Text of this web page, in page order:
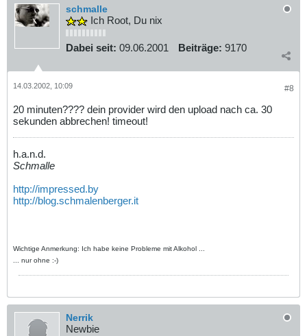
schmalle
Ich Root, Du nix
Dabei seit: 09.06.2001 Beiträge: 9170
#8
14.03.2002, 10:09
20 minuten???? dein provider wird den upload nach ca. 30
sekunden abbrechen! timeout!
h.a.n.d.
Schmalle
http://impressed.by
http://blog.schmalenberger.it
Wichtige Anmerkung: Ich habe keine Probleme mit Alkohol ...
... nur ohne :-)
Nerrik
Newbie